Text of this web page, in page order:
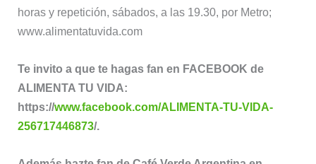
horas y repetición, sábados, a las 19.30, por Metro;
www.alimentatuvida.com
Te invito a que te hagas fan en FACEBOOK de
ALIMENTA TU VIDA:
https://www.facebook.com/ALIMENTA-TU-VIDA-
256717446873/.